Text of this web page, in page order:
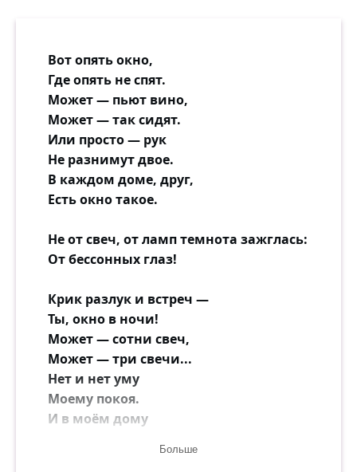
Вот опять окно,
Где опять не спят.
Может — пьют вино,
Может — так сидят.
Или просто — рук
Не разнимут двое.
В каждом доме, друг,
Есть окно такое.
Не от свеч, от ламп темнота зажглась:
От бессонных глаз!
Крик разлук и встреч —
Ты, окно в ночи!
Может — сотни свеч,
Может — три свечи...
Нет и нет уму
Моему покоя.
И в моём дому
Больше